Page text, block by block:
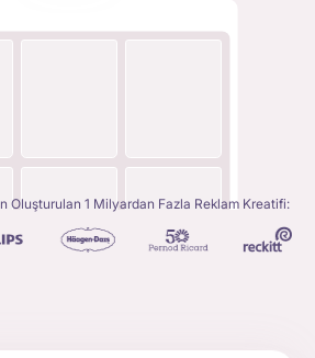
Oluşturulan 1 Milyardan Fazla Reklam Kreatifi: